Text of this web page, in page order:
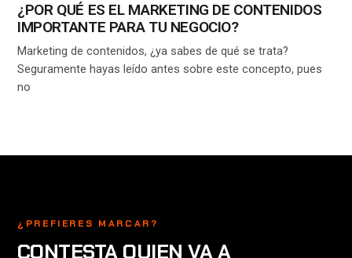
¿POR QUÉ ES EL MARKETING DE CONTENIDOS
IMPORTANTE PARA TU NEGOCIO?
Marketing de contenidos, ¿ya sabes de qué se trata?
Seguramente hayas leído antes sobre este concepto, pues
no
¿PREFIERES MARCAR?
CONTESTA QUIEN VA A